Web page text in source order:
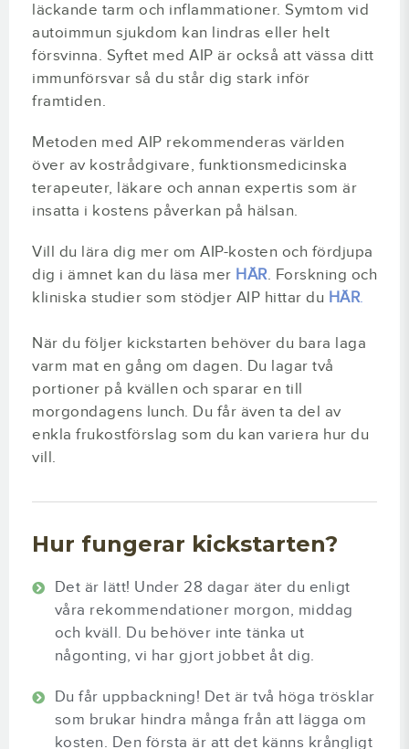
läckande tarm och inflammationer. Symtom vid
autoimmun sjukdom kan lindras eller helt
försvinna. Syftet med AIP är också att vässa ditt
immunförsvar så du står dig stark inför
framtiden.
Metoden med AIP rekommenderas världen
över av kostrådgivare, funktionsmedicinska
terapeuter, läkare och annan expertis som är
insatta i kostens påverkan på hälsan.
Vill du lära dig mer om AIP-kosten och fördjupa
dig i ämnet kan du läsa mer HÄR. Forskning och
kliniska studier som stödjer AIP hittar du HÄR.
När du följer kickstarten behöver du bara laga
varm mat en gång om dagen. Du lagar två
portioner på kvällen och sparar en till
morgondagens lunch. Du får även ta del av
enkla frukostförslag som du kan variera hur du
vill.
Hur fungerar kickstarten?
Det är lätt! Under 28 dagar äter du enligt
våra rekommendationer morgon, middag
och kväll. Du behöver inte tänka ut
någonting, vi har gjort jobbet åt dig.
Du får uppbackning! Det är två höga trösklar
som brukar hindra många från att lägga om
kosten. Den första är att det känns krångligt